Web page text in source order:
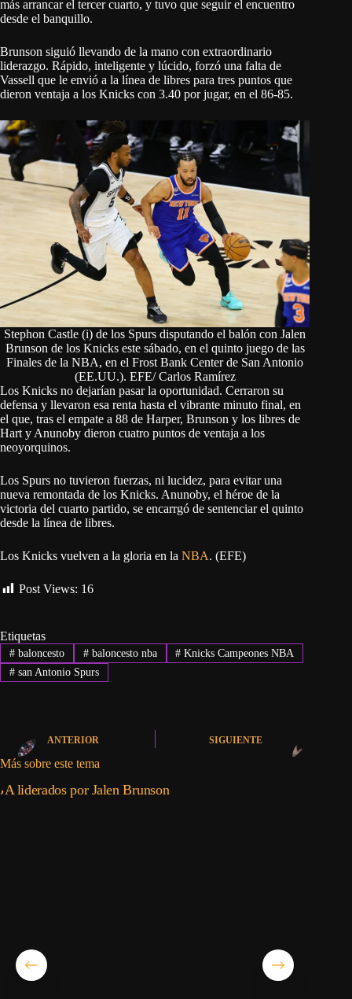
más arrancar el tercer cuarto, y tuvo que seguir el encuentro
desde el banquillo.
Brunson siguió llevando de la mano con extraordinario
liderazgo. Rápido, inteligente y lúcido, forzó una falta de
Vassell que le envió a la línea de libres para tres puntos que
dieron ventaja a los Knicks con 3.40 por jugar, en el 86-85.
Stephon Castle (i) de los Spurs disputando el balón con Jalen
Brunson de los Knicks este sábado, en el quinto juego de las
Finales de la NBA, en el Frost Bank Center de San Antonio
(EE.UU.). EFE/ Carlos Ramírez
Los Knicks no dejarían pasar la oportunidad. Cerraron su
defensa y llevaron esa renta hasta el vibrante minuto final, en
el que, tras el empate a 88 de Harper, Brunson y los libres de
Hart y Anunoby dieron cuatro puntos de ventaja a los
neoyorquinos.
Los Spurs no tuvieron fuerzas, ni lucidez, para evitar una
nueva remontada de los Knicks. Anunoby, el héroe de la
victoria del cuarto partido, se encarrgó de sentenciar el quinto
desde la línea de libres.
Los Knicks vuelven a la gloria en la NBA. (EFE)
Post Views: 16
Etiquetas
#baloncesto #baloncesto nba # Knicks Campeones NBA
#san Antonio Spurs
ANTERIOR SIGUIENTE
Más sobre este tema